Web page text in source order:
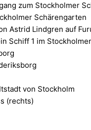
zum Stockholmer
Schärengarten
Astrid Lindgren auf
Schiff 1 im
von Stockholm
(rechts)